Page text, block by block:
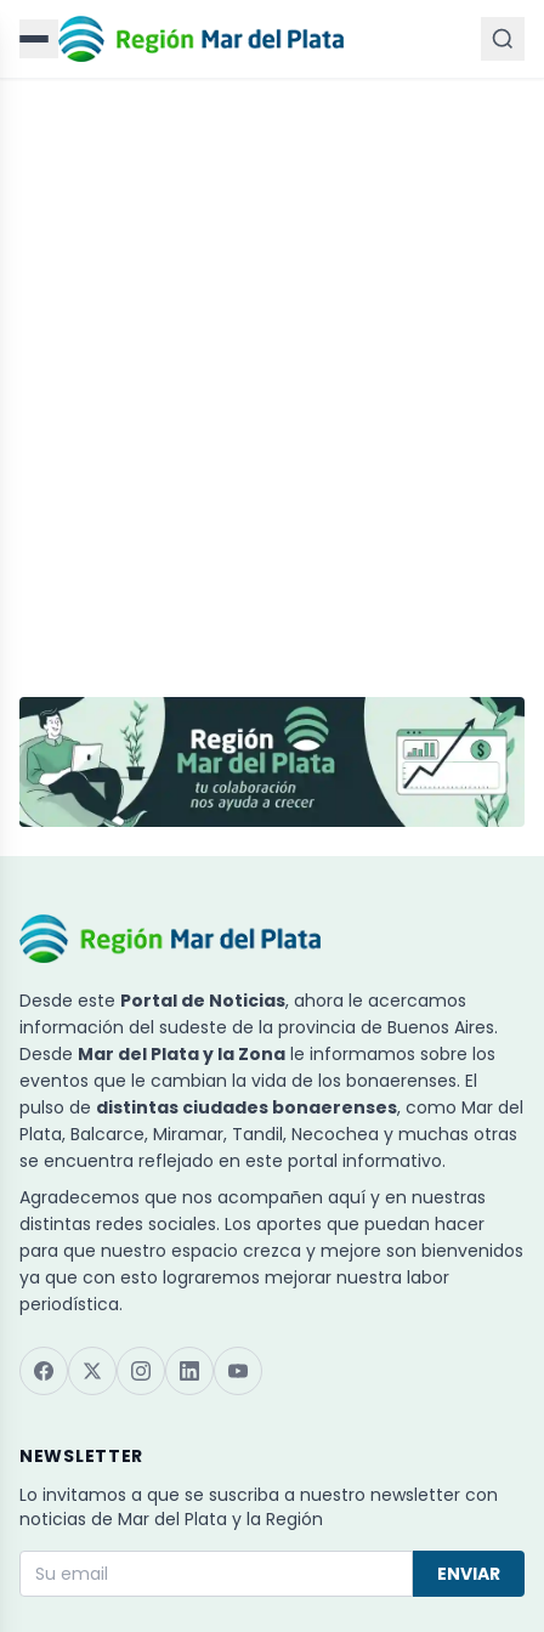
Desde este Portal de Noticias, ahora le acercamos
información del sudeste de la provincia de Buenos Aires.
Desde Mar del Plata y la Zona le informamos sobre los
eventos que le cambian la vida de los bonaerenses. El
pulso de distintas ciudades bonaerenses, como Mar del
Plata, Balcarce, Miramar, Tandil, Necochea y muchas otras
se encuentra reflejado en este portal informativo.
Agradecemos que nos acompañen aquí y en nuestras
distintas redes sociales. Los aportes que puedan hacer
para que nuestro espacio crezca y mejore son bienvenidos
ya que con esto lograremos mejorar nuestra labor
periodística.
NEWSLETTER
Lo invitamos a que se suscriba a nuestro newsletter con
noticias de Mar del Plata y la Región
ENVIAR